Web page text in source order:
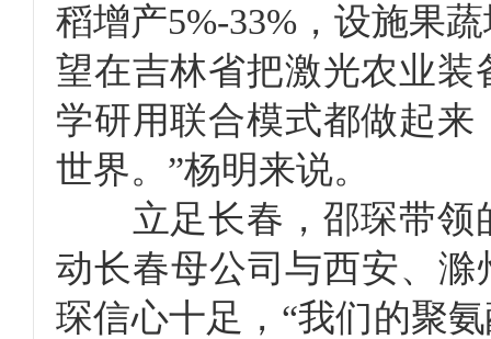
稻增产5%-33%，设施果
望在吉林省把激光农业
学研用联合模式都做起
世界。”杨明来说。
立足长春，邵琛带领
动长春母公司与西安、
琛信心十足，“我们的聚